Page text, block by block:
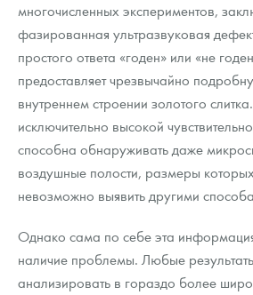
многочисленных экспериментов,
фазированная ультразвуковая
простого ответа «годен» или «не
предоставляет чрезвычайно
внутреннем строении золотого
исключительно высокой
способна обнаруживать даже
воздушные полости, размеры
невозможно выявить другими
Однако сама по себе эта
наличие проблемы. Любые
анализировать в гораздо более